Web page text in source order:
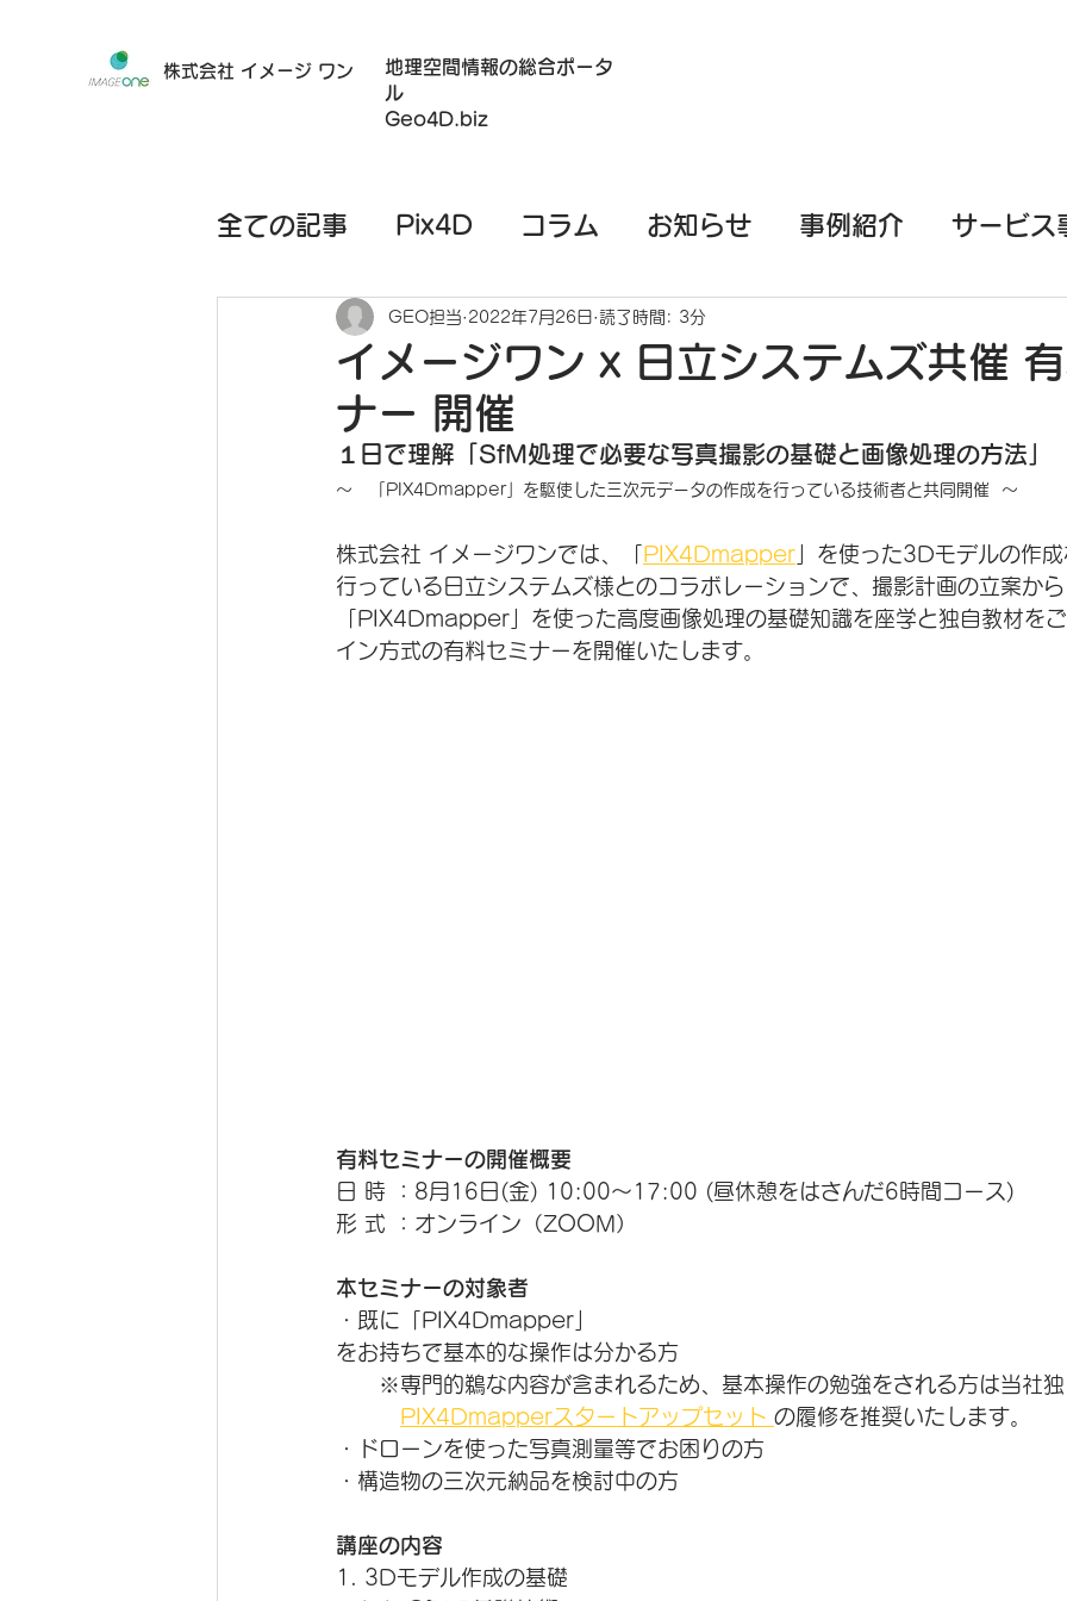
株式会社 イメージ ワン
地理空間情報の総合ポータ
ル
Geo4D.biz
全ての記事 Pix4D コラム お知らせ 事例紹介 サービス
ハードウェア モバイル端末（スマホ/タブレット）測量
レンタルサービス
イメージワン x 日立システムズ共催
ナー 開催
GEO担当 2022年7月26日 読了時間: 3分
１日で理解「SfM処理で必要な写真撮影の基礎と画像処理の方法」
～　「PIX4Dmapper」を駆使した三次元データの作成を行っている技術者と共同開催  ～
株式会社 イメージワンでは、「 PIX4Dmapper 」を使った3Dモデルの作
行っている日立システムズ様とのコラボレーションで、撮影計画の立案か
「PIX4Dmapper」を使った高度画像処理の基礎知識を座学と独自教材を
イン方式の有料セミナーを開催いたします。
有料セミナーの開催概要
日 時 ：8月16日(金) 10:00～17:00 (昼休憩をはさんだ6時間コース)
形 式 ：オンライン（ZOOM）
本セミナーの対象者
・既に「PIX4Dmapper」
をお持ちで基本的な操作は分かる方
※専門的鵜な内容が含まれるため、基本操作の勉強をされる方は当社独
PIX4Dmapperスタートアップセット の履修を推奨いたします。
・ドローンを使った写真測量等でお困りの方
・構造物の三次元納品を検討中の方
講座の内容
1. 3Dモデル作成の基礎